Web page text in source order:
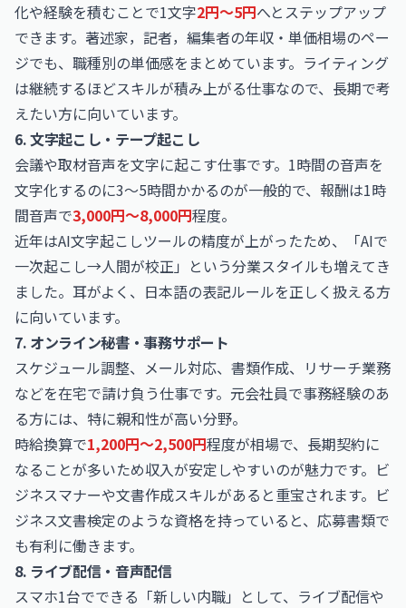
化や経験を積むことで1文字2円〜5円へとステップアップ
できます。 著述家，記者，編集者の年収・単価相場のペー
ジでも、職種別の単価感をまとめています。ライティング
は継続するほどスキルが積み上がる仕事なので、長期で考
えたい方に向いています。
6. 文字起こし・テープ起こし
会議や取材音声を文字に起こす仕事です。1時間の音声を
文字化するのに3〜5時間かかるのが一般的で、報酬は1時
間音声で3,000円〜8,000円程度。
近年はAI文字起こしツールの精度が上がったため、「AIで
一次起こし→人間が校正」という分業スタイルも増えてき
ました。耳がよく、日本語の表記ルールを正しく扱える方
に向いています。
7. オンライン秘書・事務サポート
スケジュール調整、メール対応、書類作成、リサーチ業務
などを在宅で請け負う仕事です。元会社員で事務経験のあ
る方には、特に親和性が高い分野。
時給換算で1,200円〜2,500円程度が相場で、長期契約に
なることが多いため収入が安定しやすいのが魅力です。ビ
ジネスマナーや文書作成スキルがあると重宝されます。 ビ
ジネス文書検定のような資格を持っていると、応募書類で
も有利に働きます。
8. ライブ配信・音声配信
スマホ1台でできる「新しい内職」として、ライブ配信や